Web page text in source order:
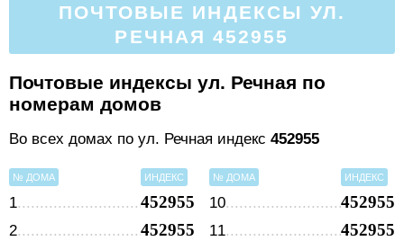
ПОЧТОВЫЕ ИНДЕКСЫ УЛ.
РЕЧНАЯ 452955
Почтовые индексы ул. Речная по
номерам домов
Во всех домах по ул. Речная индекс 452955
№ ДОМА ИНДЕКС
1 452955
2 452955
№ ДОМА ИНДЕКС
10 452955
11 452955